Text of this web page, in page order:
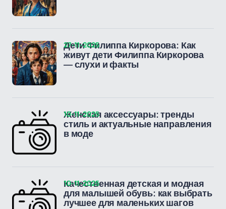
Дети Филиппа Киркорова: Как
живут дети Филиппа Киркорова
— слухи и факты
27-11-2025
Женская аксессуары: тренды
стиль и актуальные направления
в моде
10-11-2025
Качественная детская и модная
для малышей обувь: как выбрать
лучшее для маленьких шагов
10-11-2025